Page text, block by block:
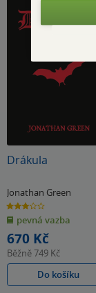
Drákula
Jonathan Green
3.0
z
5
hvězdiček
pevná vazba
670 Kč
Běžně749 Kč
Do košíku